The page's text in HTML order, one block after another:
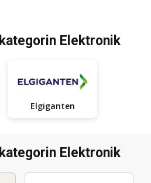
Elektronik
Elgiganten
Elektronik